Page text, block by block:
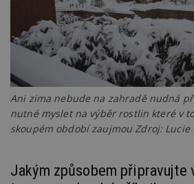
Ani zima nebude na zahradě nudná
nutné myslet na výběr rostlin které v
skoupém období zaujmou Zdroj: Lucie
Jakým způsobem připravujte